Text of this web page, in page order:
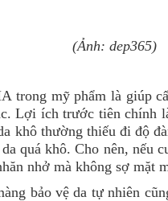
(Ảnh: dep365)
trong mỹ phẩm là giúp
Lợi ích trước tiên chính
khô thường thiếu đi độ
quá khô. Cho nên, nếu
nhở mà không sợ mặt
bảo vệ da tự nhiên